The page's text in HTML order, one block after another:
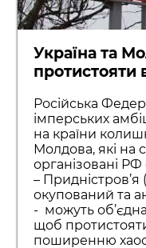
Україна та
Російська
імперських
на країни
Молдова, які на
організовані
–
окупований та
- можуть
щоб протистояти
поширенню